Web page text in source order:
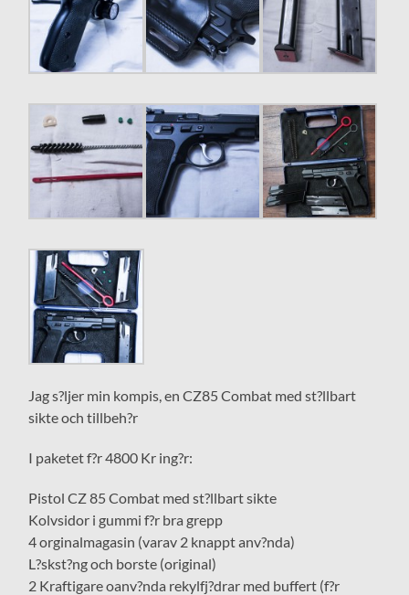
Jag s?ljer min kompis, en CZ85 Combat med st?llbart
sikte och tillbeh?r
I paketet f?r 4800 Kr ing?r:
Pistol CZ 85 Combat med st?llbart sikte
Kolvsidor i gummi f?r bra grepp
4 orginalmagasin (varav 2 knappt anv?nda)
L?skst?ng och borste (original)
2 Kraftigare oanv?nda rekylfj?drar med buffert (f?r